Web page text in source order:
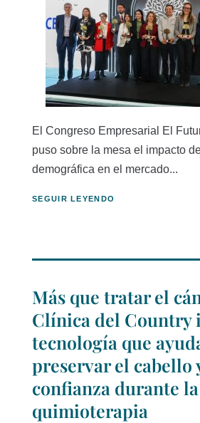
El Congreso Empresarial El
puso sobre la mesa el impacto
demográfica en el mercado...
SEGUIR LEYENDO
Más que tratar el
Clínica del Country
tecnología que
preservar el cabello
confianza durante la
quimioterapia